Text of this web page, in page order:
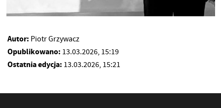
Autor: Piotr Grzywacz
Opublikowano: 13.03.2026, 15:19
Ostatnia edycja: 13.03.2026, 15:21